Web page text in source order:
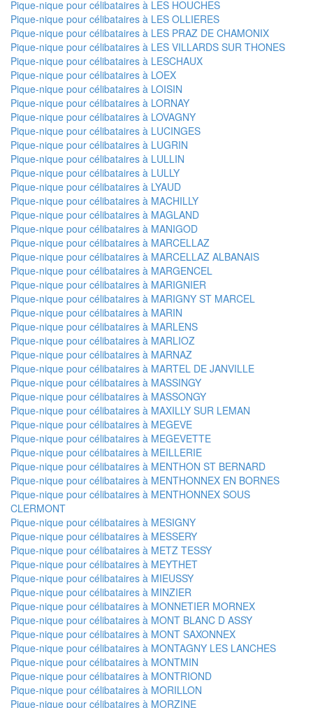
Pique-nique pour célibataires à LES HOUCHES
Pique-nique pour célibataires à LES OLLIERES
Pique-nique pour célibataires à LES PRAZ DE CHAMONIX
Pique-nique pour célibataires à LES VILLARDS SUR THONES
Pique-nique pour célibataires à LESCHAUX
Pique-nique pour célibataires à LOEX
Pique-nique pour célibataires à LOISIN
Pique-nique pour célibataires à LORNAY
Pique-nique pour célibataires à LOVAGNY
Pique-nique pour célibataires à LUCINGES
Pique-nique pour célibataires à LUGRIN
Pique-nique pour célibataires à LULLIN
Pique-nique pour célibataires à LULLY
Pique-nique pour célibataires à LYAUD
Pique-nique pour célibataires à MACHILLY
Pique-nique pour célibataires à MAGLAND
Pique-nique pour célibataires à MANIGOD
Pique-nique pour célibataires à MARCELLAZ
Pique-nique pour célibataires à MARCELLAZ ALBANAIS
Pique-nique pour célibataires à MARGENCEL
Pique-nique pour célibataires à MARIGNIER
Pique-nique pour célibataires à MARIGNY ST MARCEL
Pique-nique pour célibataires à MARIN
Pique-nique pour célibataires à MARLENS
Pique-nique pour célibataires à MARLIOZ
Pique-nique pour célibataires à MARNAZ
Pique-nique pour célibataires à MARTEL DE JANVILLE
Pique-nique pour célibataires à MASSINGY
Pique-nique pour célibataires à MASSONGY
Pique-nique pour célibataires à MAXILLY SUR LEMAN
Pique-nique pour célibataires à MEGEVE
Pique-nique pour célibataires à MEGEVETTE
Pique-nique pour célibataires à MEILLERIE
Pique-nique pour célibataires à MENTHON ST BERNARD
Pique-nique pour célibataires à MENTHONNEX EN BORNES
Pique-nique pour célibataires à MENTHONNEX SOUS
CLERMONT
Pique-nique pour célibataires à MESIGNY
Pique-nique pour célibataires à MESSERY
Pique-nique pour célibataires à METZ TESSY
Pique-nique pour célibataires à MEYTHET
Pique-nique pour célibataires à MIEUSSY
Pique-nique pour célibataires à MINZIER
Pique-nique pour célibataires à MONNETIER MORNEX
Pique-nique pour célibataires à MONT BLANC D ASSY
Pique-nique pour célibataires à MONT SAXONNEX
Pique-nique pour célibataires à MONTAGNY LES LANCHES
Pique-nique pour célibataires à MONTMIN
Pique-nique pour célibataires à MONTRIOND
Pique-nique pour célibataires à MORILLON
Pique-nique pour célibataires à MORZINE